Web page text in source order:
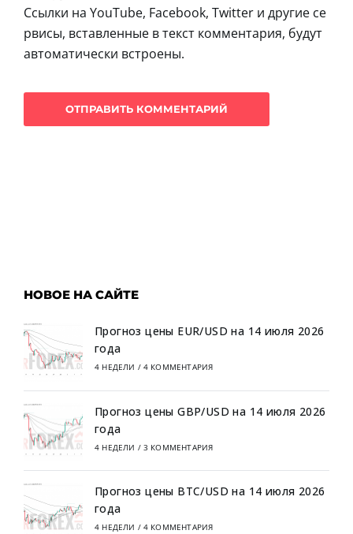
Ссылки на YouTube, Facebook, Twitter и другие се
рвисы, вставленные в текст комментария, будут
автоматически встроены.
НОВОЕ НА САЙТЕ
Прогноз цены EUR/USD на 14 июля 2026
года
4 НЕДЕЛИ / 4 КОММЕНТАРИЯ
Прогноз цены GBP/USD на 14 июля 2026
года
4 НЕДЕЛИ / 3 КОММЕНТАРИЯ
Прогноз цены BTC/USD на 14 июля 2026
года
4 НЕДЕЛИ / 4 КОММЕНТАРИЯ